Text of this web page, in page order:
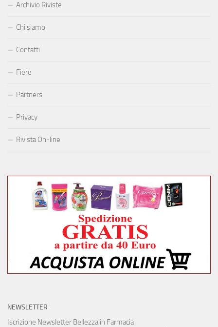
Archivio Riviste
Chi siamo
Contatti
Fiere
Partners
Privacy
Rivista On-line
NEWSLETTER
Iscrizione Newsletter Bellezza in Farmacia